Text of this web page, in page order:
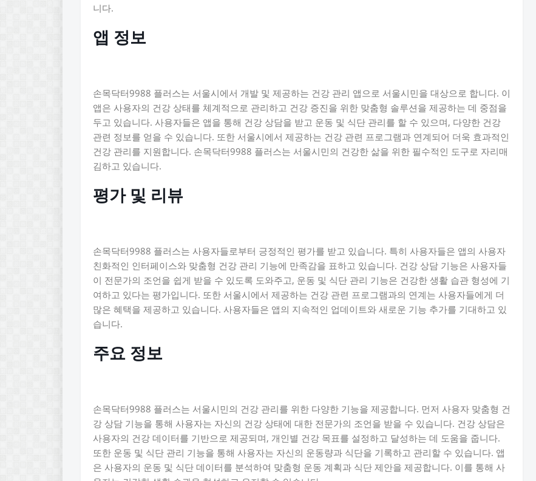
니다.
앱 정보
손목닥터9988 플러스는 서울시에서 개발 및 제공하는 건강 관리 앱으로 서울시민을 대상으로 합니다. 이
앱은 사용자의 건강 상태를 체계적으로 관리하고 건강 증진을 위한 맞춤형 솔루션을 제공하는 데 중점을
두고 있습니다. 사용자들은 앱을 통해 건강 상담을 받고 운동 및 식단 관리를 할 수 있으며, 다양한 건강
관련 정보를 얻을 수 있습니다. 또한 서울시에서 제공하는 건강 관련 프로그램과 연계되어 더욱 효과적인
건강 관리를 지원합니다. 손목닥터9988 플러스는 서울시민의 건강한 삶을 위한 필수적인 도구로 자리매
김하고 있습니다.
평가 및 리뷰
손목닥터9988 플러스는 사용자들로부터 긍정적인 평가를 받고 있습니다. 특히 사용자들은 앱의 사용자
친화적인 인터페이스와 맞춤형 건강 관리 기능에 만족감을 표하고 있습니다. 건강 상담 기능은 사용자들
이 전문가의 조언을 쉽게 받을 수 있도록 도와주고, 운동 및 식단 관리 기능은 건강한 생활 습관 형성에 기
여하고 있다는 평가입니다. 또한 서울시에서 제공하는 건강 관련 프로그램과의 연계는 사용자들에게 더
많은 혜택을 제공하고 있습니다. 사용자들은 앱의 지속적인 업데이트와 새로운 기능 추가를 기대하고 있
습니다.
주요 정보
손목닥터9988 플러스는 서울시민의 건강 관리를 위한 다양한 기능을 제공합니다. 먼저 사용자 맞춤형 건
강 상담 기능을 통해 사용자는 자신의 건강 상태에 대한 전문가의 조언을 받을 수 있습니다. 건강 상담은
사용자의 건강 데이터를 기반으로 제공되며, 개인별 건강 목표를 설정하고 달성하는 데 도움을 줍니다.
또한 운동 및 식단 관리 기능을 통해 사용자는 자신의 운동량과 식단을 기록하고 관리할 수 있습니다. 앱
은 사용자의 운동 및 식단 데이터를 분석하여 맞춤형 운동 계획과 식단 제안을 제공합니다. 이를 통해 사